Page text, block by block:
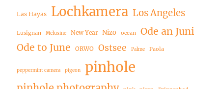
Las Hayas Lochkamera Los Angeles
Lusignan Melusine New Year Nizo ocean
Ode an Juni
Ode to June
ORWO Ostsee Palme Paola
peppermint camera pigeon pinhole